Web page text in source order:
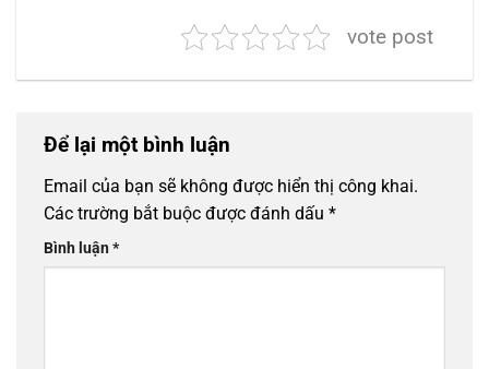
vote post
Để lại một bình luận
Email của bạn sẽ không được hiển thị công khai.
Các trường bắt buộc được đánh dấu *
Bình luận*